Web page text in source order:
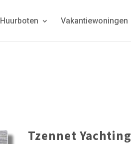
Huurboten Vakantiewoningen
Tzennet Yachting